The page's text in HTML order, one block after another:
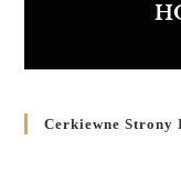
Cerkiewne Strony